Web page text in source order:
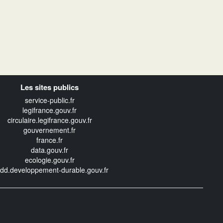
Les sites publics
service-public.fr
legifrance.gouv.fr
circulaire.legifrance.gouv.fr
gouvernement.fr
france.fr
data.gouv.fr
ecologie.gouv.fr
durable.gouv.fr